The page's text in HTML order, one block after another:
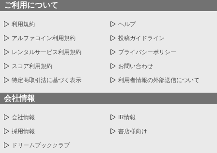
ご利用について
利用規約 ヘルプ
アルファコイン利用規約 投稿ガイドライン
レンタルサービス利用規約 プライバシーポリシー
スコア利用規約 お問い合わせ
特定商取引法に基づく表示 利用者情報の外部送信について
会社情報
会社情報 IR情報
採用情報 書店様向け
ドリームブッククラブ